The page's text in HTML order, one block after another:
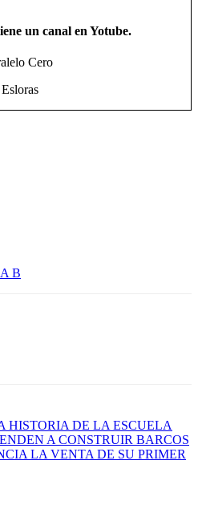
un canal en Yotube.
Cero
Esloras
B
HISTORIA DE LA ESCUELA
A CONSTRUIR BARCOS
LA VENTA DE SU PRIMER